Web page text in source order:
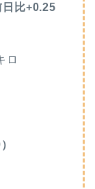
日比+0.25
ロ